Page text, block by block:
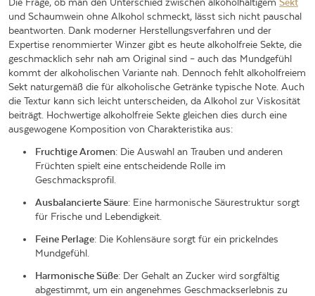
und Schaumwein ohne Alkohol schmeckt, lässt sich nicht pauschal
beantworten. Dank moderner Herstellungsverfahren und der
Expertise renommierter Winzer gibt es heute alkoholfreie Sekte, die
geschmacklich sehr nah am Original sind – auch das Mundgefühl
kommt der alkoholischen Variante nah. Dennoch fehlt alkoholfreiem
Sekt naturgemäß die für alkoholische Getränke typische Note. Auch
die Textur kann sich leicht unterscheiden, da Alkohol zur Viskosität
beiträgt. Hochwertige alkoholfreie Sekte gleichen dies durch eine
ausgewogene Komposition von Charakteristika aus:
Fruchtige Aromen: Die Auswahl an Trauben und anderen
Früchten spielt eine entscheidende Rolle im
Geschmacksprofil.
Ausbalancierte Säure: Eine harmonische Säurestruktur sorgt
für Frische und Lebendigkeit.
Feine Perlage: Die Kohlensäure sorgt für ein prickelndes
Mundgefühl.
Harmonische Süße: Der Gehalt an Zucker wird sorgfältig
abgestimmt, um ein angenehmes Geschmackserlebnis zu